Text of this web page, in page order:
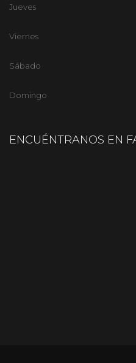
Jueves
Viernes
Sábado
Domingo
ENCUÉNTRANOS EN